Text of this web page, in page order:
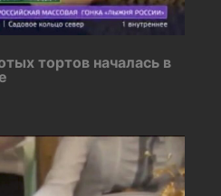
тортов началась в